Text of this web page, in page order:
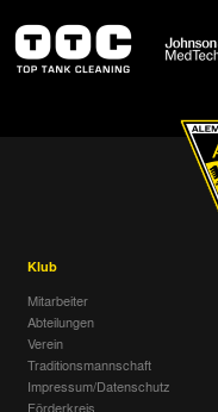
Klub
Mitarbeiter
Abteilungen
Verein
Traditionsmannschaft
Impressum/Datenschutz
Förderkreis